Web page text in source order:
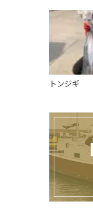
トンジギ